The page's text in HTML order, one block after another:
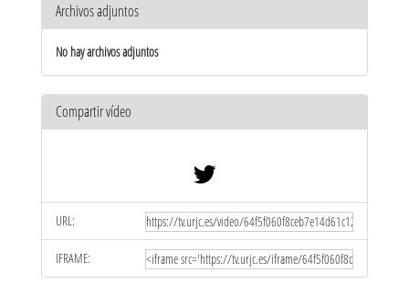
Archivos adjuntos
No hay archivos adjuntos
Compartir vídeo
URL:
IFRAME: